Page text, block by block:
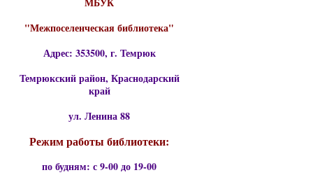
"Межпоселенческая библиотека"
Адрес: 353500, г. Темрюк
Темрюкский район, Краснодарский
край
ул. Ленина 88
Режим работы библиотеки:
по будням: с 9-00 до 19-00